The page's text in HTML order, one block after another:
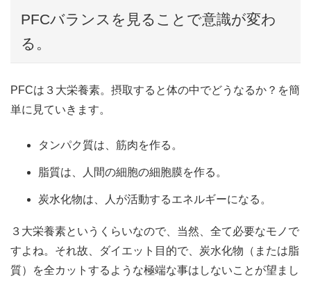
PFCバランスを見ることで意識が変わ
る。
PFCは３大栄養素。摂取すると体の中でどうなるか？を簡
単に見ていきます。
タンパク質は、筋肉を作る。
脂質は、人間の細胞の細胞膜を作る。
炭水化物は、人が活動するエネルギーになる。
３大栄養素というくらいなので、当然、全て必要なモノで
すよね。それ故、ダイエット目的で、炭水化物（または脂
質）を全カットするような極端な事はしないことが望まし